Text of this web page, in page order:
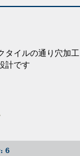
タイルの通り穴加工
計です
6